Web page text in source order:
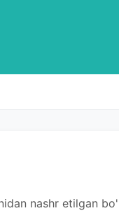
nashr etilgan